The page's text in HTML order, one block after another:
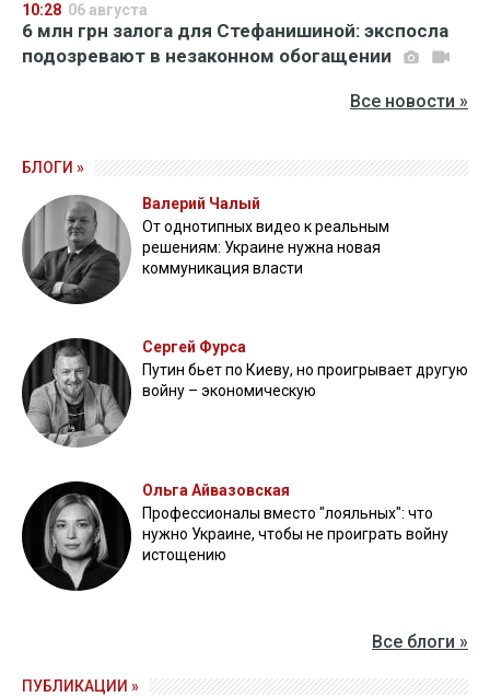
10:28 06 августа
6 млн грн залога для Стефанишиной: экспосла
подозревают в незаконном обогащении
Все новости »
БЛОГИ »
Валерий Чалый
От однотипных видео к реальным
решениям: Украине нужна новая
коммуникация власти
Сергей Фурса
Путин бьет по Киеву, но проигрывает другую
войну – экономическую
Ольга Айвазовская
Профессионалы вместо "лояльных": что
нужно Украине, чтобы не проиграть войну
истощению
Все блоги »
ПУБЛИКАЦИИ »